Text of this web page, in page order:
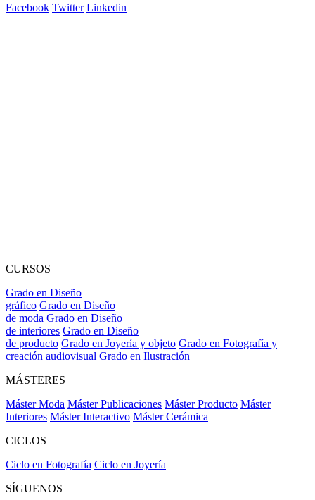
Facebook Twitter Linkedin
CURSOS
Grado en Diseño
gráfico Grado en Diseño
de moda Grado en Diseño
de interiores Grado en Diseño
de producto Grado en Joyería y objeto Grado en Fotografía y
creación audiovisual Grado en Ilustración
MÁSTERES
Máster Moda Máster Publicaciones Máster Producto Máster
Interiores Máster Interactivo Máster Cerámica
CICLOS
Ciclo en Fotografía Ciclo en Joyería
SÍGUENOS